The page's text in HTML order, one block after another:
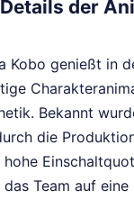
der
Kobo genießt in
Bekannt
die
Team auf eine